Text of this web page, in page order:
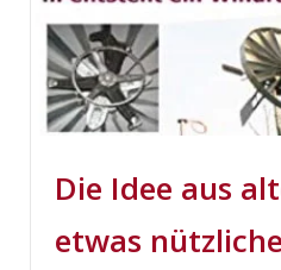
Die Idee aus
etwas